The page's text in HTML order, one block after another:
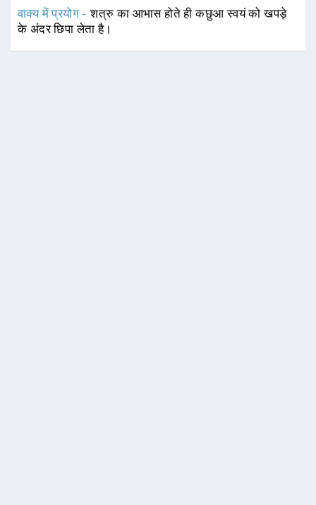
वाक्य में प्रयोग -शत्रु का आभास होते ही कछुआ स्वयं को खपड़े
के अंदर छिपा लेता है।